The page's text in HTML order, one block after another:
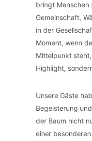
bringt Menschen
Gemeinschaft,
in der
Moment, wenn
Mittelpunkt
Highlight,
Unsere Gäste
Begeisterung
der Baum nicht
einer